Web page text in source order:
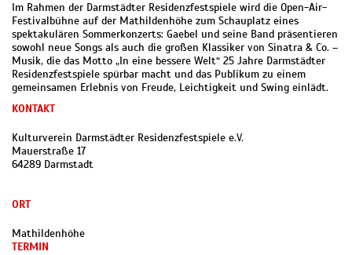
Im Rahmen der Darmstädter Residenzfestspiele wird die Open-Air-
Festivalbühne auf der Mathildenhöhe zum Schauplatz eines
spektakulären Sommerkonzerts: Gaebel und seine Band präsentieren
sowohl neue Songs als auch die großen Klassiker von Sinatra & Co. –
Musik, die das Motto „In eine bessere Welt“ 25 Jahre Darmstädter
Residenzfestspiele spürbar macht und das Publikum zu einem
gemeinsamen Erlebnis von Freude, Leichtigkeit und Swing einlädt.
KONTAKT
Kulturverein Darmstädter Residenzfestspiele e.V.
Mauerstraße 17
64289 Darmstadt
ORT
Mathildenhöhe
TERMIN